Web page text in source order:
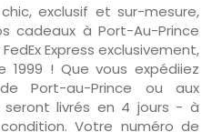
exclusif et sur-mesure,
cadeaux à Port-Au-Prince
Express exclusivement,
! Que vous expédiiez
Port-au-Prince ou aux
seront livrés en 4 jours - à
Votre numéro de